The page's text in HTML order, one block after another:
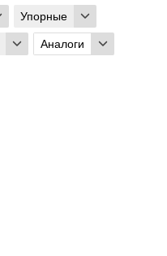
Упорные
Аналоги